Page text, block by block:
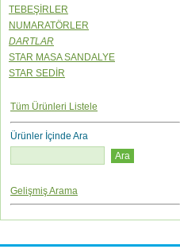
TEBEŞİRLER
NUMARATÖRLER
DARTLAR
STAR MASA SANDALYE
STAR SEDİR
Tüm Ürünleri Listele
Ürünler İçinde Ara
Gelişmiş Arama